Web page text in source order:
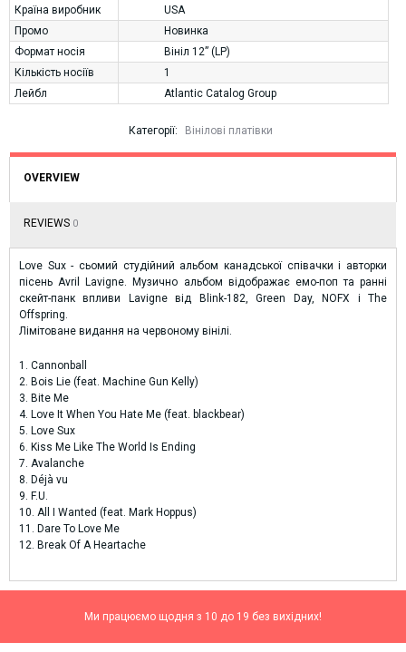
Країна виробник
USA
Промо
Новинка
Формат носія
Вініл 12” (LP)
Кількість носіїв
1
Лейбл
Atlantic Catalog Group
Категорії: Вінілові платівки
OVERVIEW
REVIEWS 0
Love Sux - сьомий студійний альбом канадської співачки і авторки
пісень Avril Lavigne. Музично альбом відображає емо-поп та ранні
скейт-панк впливи Lavigne від Blink-182, Green Day, NOFX і The
Offspring.
Лімітоване видання на червоному вінілі.
1. Cannonball
2. Bois Lie (feat. Machine Gun Kelly)
3. Bite Me
4. Love It When You Hate Me (feat. blackbear)
5. Love Sux
6. Kiss Me Like The World Is Ending
7. Avalanche
8. Déjà vu
9. F.U.
10. All I Wanted (feat. Mark Hoppus)
11. Dare To Love Me
12. Break Of A Heartache
Ми працюємо щодня з 10 до 19 без вихідних!